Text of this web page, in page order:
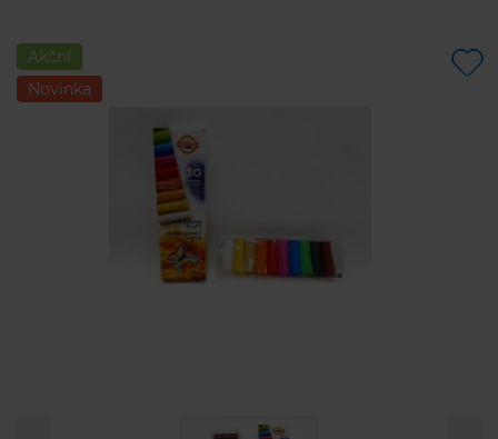
Akční
Novinka